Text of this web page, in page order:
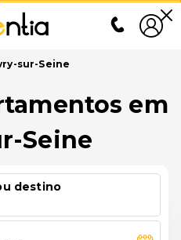
sur-Seine
em
Seine
destino